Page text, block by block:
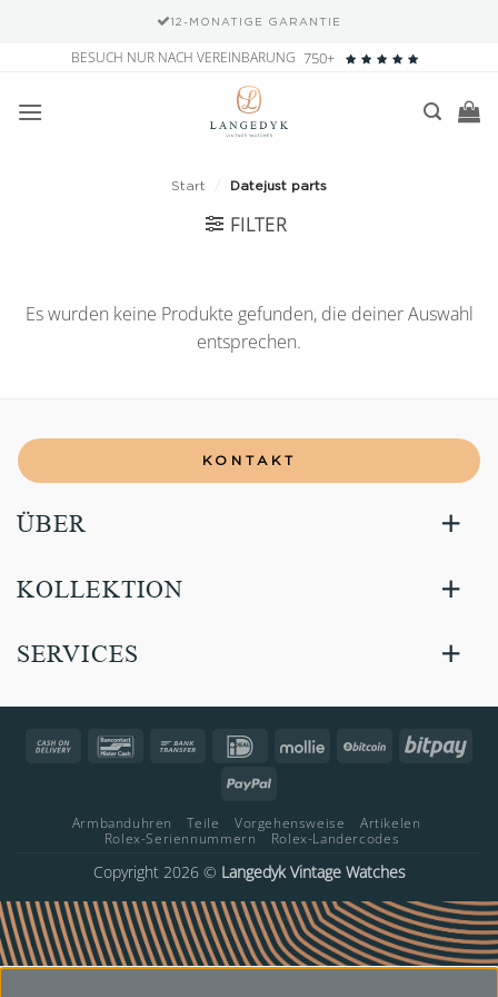
12-MONATIGE GARANTIE
springen
BESUCH NUR NACH VEREINBARUNG 750+
Start Datejust parts
FILTER
Es wurden keine Produkte gefunden, die deiner Auswahl
entsprechen.
KONTAKT
ÜBER
KOLLEKTION
SERVICES
Cash
Bancontact Bank
IDeal Mollie BitCoin
PayPal
Armbanduhren Teile Vorgehensweise
Artikelen
Rolex-Seriennummern
Rolex-Landercodes
Copyright 2026 © Langedyk Vintage Watches